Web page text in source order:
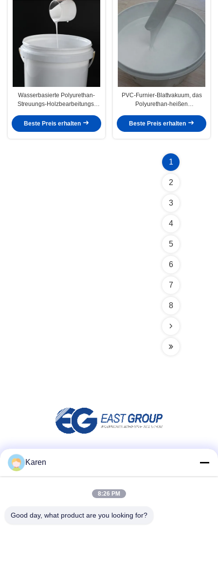
Wasserbasierte Polyurethan-
Streuungs-Holzbearbeitungs-
Furnier-Blattmembran-Drücken
Beste Preis erhalten
PVC-Furnier-Blattvakuum, das
Polyurethan-heißen
Presse-Maschine bildet
Beste Preis erhalten
1
2
3
4
5
6
7
8
Karen
8:26 PM
Good day, what product are you looking for?